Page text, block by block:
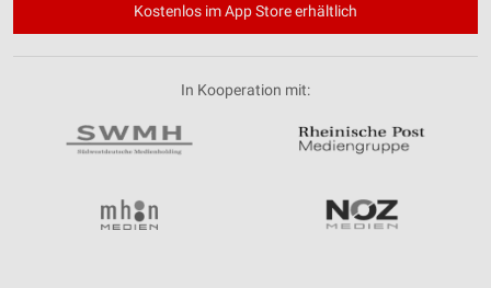
Kostenlos im App Store erhältlich
In Kooperation mit: